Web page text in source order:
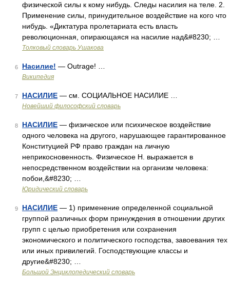
физической силы к кому нибудь. Следы насилия на теле. 2.
Применение силы, принудительное воздействие на кого что
нибудь. «Диктатура пролетариата есть власть
революционная, опирающаяся на насилие над&#8230; …
Толковый словарь Ушакова
6 Насилие! — Outrage! …
Википедия
7 НАСИЛИЕ — см. СОЦИАЛЬНОЕ НАСИЛИЕ …
Новейший философский словарь
8 НАСИЛИЕ — физическое или психическое воздействие
одного человека на другого, нарушающее гарантированное
Конституцией РФ право граждан на личную
неприкосновенность. Физическое Н. выражается в
непосредственном воздействии на организм человека:
побои,&#8230; …
Юридический словарь
9 НАСИЛИЕ — 1) применение определенной социальной
группой различных форм принуждения в отношении других
групп с целью приобретения или сохранения
экономического и политического господства, завоевания тех
или иных привилегий. Господствующие классы и
другие&#8230; …
Большой Энциклопедический словарь